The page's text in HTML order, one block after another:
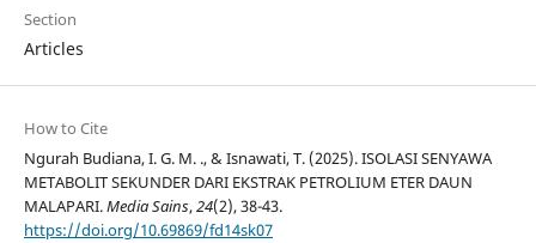
Section
Articles
How to Cite
Ngurah Budiana, I. G. M. ., & Isnawati, T. (2025). ISOLASI SENYAWA
METABOLIT SEKUNDER DARI EKSTRAK PETROLIUM ETER DAUN
MALAPARI.Media Sains,24(2), 38-43.
https://doi.org/10.69869/fd14sk07